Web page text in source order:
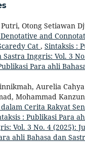
Otong Setiawan
and
Cat , Sintaksis :
Sastra Inggris: Vol. 3
Para ahli
Aurelia
Mohammad
Cerita Rakyat
: Publikasi Para
Vol. 3 No. 4 (2025):
ahli Bahasa dan